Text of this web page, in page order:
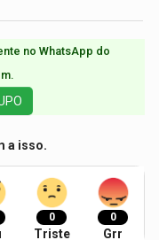
no WhatsApp do
a isso.
0
Triste
0
Grr